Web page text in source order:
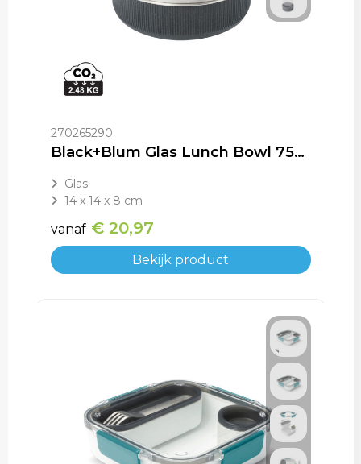
270265290
Black+Blum Glas Lunch Bowl 750ml
Glas
14 x 14 x 8 cm
vanaf € 20,97
Bekijk product